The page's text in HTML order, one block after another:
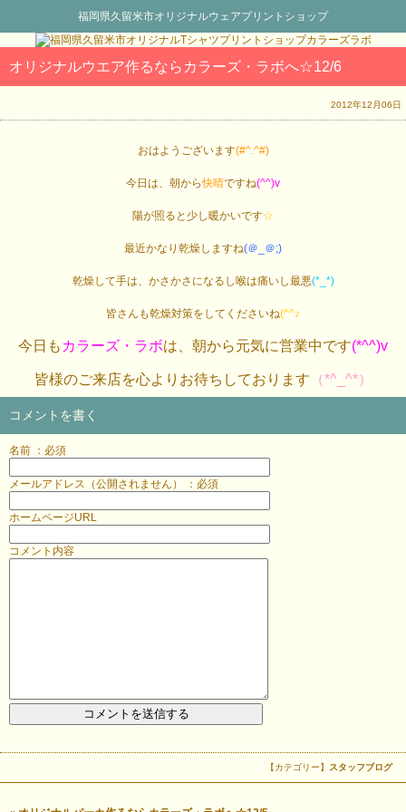
福岡県久留米市オリジナルウェアプリントショップ
オリジナルウエア作るならカラーズ・ラボへ☆12/6
2012年12月06日
おはようございます(#^.^#)
今日は、朝から快晴ですね(^^)v
陽が照ると少し暖かいです☆
最近かなり乾燥しますね(＠_＠;)
乾燥して手は、かさかさになるし喉は痛いし最悪(*_*)
皆さんも乾燥対策をしてくださいね(^^♪
今日も カラーズ・ラボは、朝から元気に営業中です(*^^)v
皆様のご来店を心よりお待ちしております （*^_^*）
コメントを書く
名前 ：必須
メールアドレス（公開されません） ：必須
ホームページURL
コメント内容
【カテゴリー】 スタッフブログ